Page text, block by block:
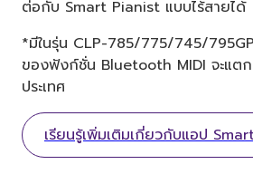
ต่อกับ Smart Pianist แบบไร้สายได้
*มีในรุ่น CLP-785/775/745/
ของฟังก์ชั่น Bluetooth MIDI จะแตก
ประเทศ
เรียนรู้เพิ่มเติมเกี่ยวกับแอป